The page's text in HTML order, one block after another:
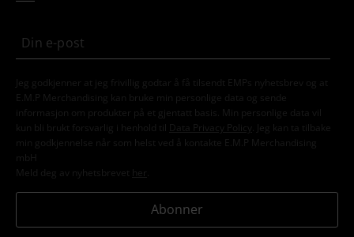
Jeg godkjenner at jeg frivillig godtar å få tilsendt EMPs nyhetsbrev og at
E.M.P Merchandising kan bruke min personlige data og sende
informasjon om produkter på et gjentatt basis. Min personlige data vil
kun bli brukt forsvarlig i henhold til
Data Privacy Policy
. Jeg kan ta tilbake
min godkjennelse når som helst ved å kontakte E.M.P Merchandising
mbH
Meld deg av nyhetsbrevet her
Abonner